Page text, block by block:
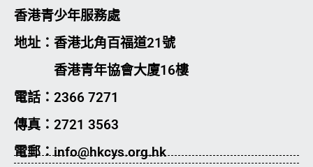
香港青少年服務處
地址：香港北角百福道21號
香港青年協會大廈16樓
電話：2366 7271
傳真：2721 3563
電郵：info@hkcys.org.hk